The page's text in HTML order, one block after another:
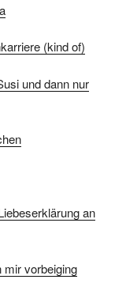
(kind of)
und dann nur
an
mir vorbeiging